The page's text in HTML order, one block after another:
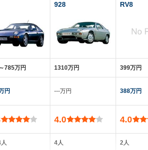
785万円
円
928
1310万円
‐‐‐万円
4.0
4人
RV8
399万円
388万円
4.0
2人